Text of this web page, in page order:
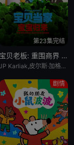
第23集完结
宝贝老板: 重围商界 第二季
JP Karliak,皮尔斯·加格农,凯文·迈克尔·理查德森,Alex Cazares
剧情